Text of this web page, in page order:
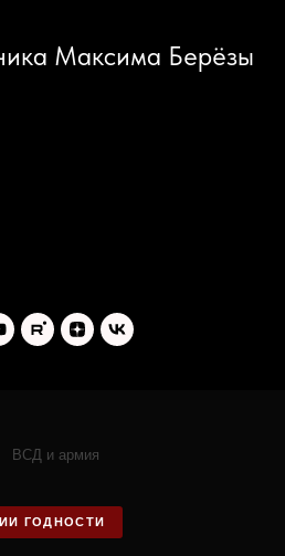
Максима Берёзы
ВСД и армия
ГОДНОСТИ